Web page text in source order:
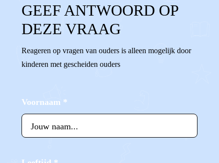
GEEF ANTWOORD OP
DEZE VRAAG
Reageren op vragen van ouders is alleen mogelijk door
kinderen met gescheiden ouders
Voornaam *